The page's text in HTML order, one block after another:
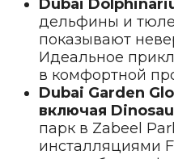
Dubai
дельфины и
показывают
Идеальное
в комфортной
Dubai Garden
включая
парк в Zabeel
инсталляциями